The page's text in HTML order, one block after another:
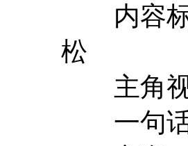
内容标
松
主角视
一句话